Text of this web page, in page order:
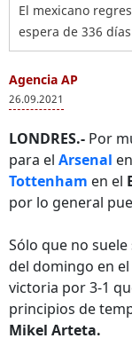
El mexicano
espera de 336
Agencia AP
26.09.2021
LONDRES.- Por
para el Arsenal
Tottenham en el
por lo general
Sólo que no
del domingo en
victoria por 3-1
principios de
Mikel Arteta.